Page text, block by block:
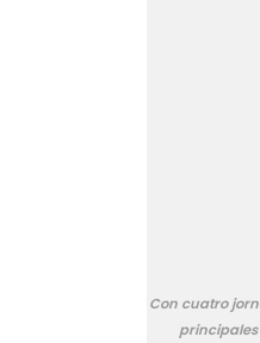
Con cuatro
principales